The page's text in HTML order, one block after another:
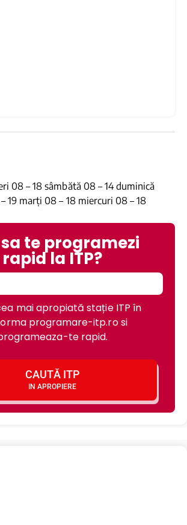
08 – 18 sâmbătă 08 – 14 duminică
19 marți 08 – 18 miercuri 08 – 18
te programezi
rapid la ITP?
mai apropiată stație ITP în
programare-itp.ro si
te rapid.
CAUTĂ ITP
IN APROPIERE